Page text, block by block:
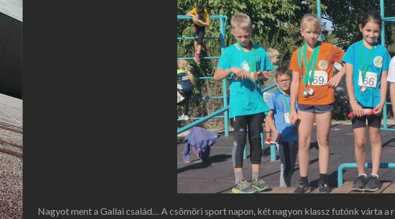
Nagyot ment a Gallai család… A csömöri sport napon, két nagyon klassz futónk várta